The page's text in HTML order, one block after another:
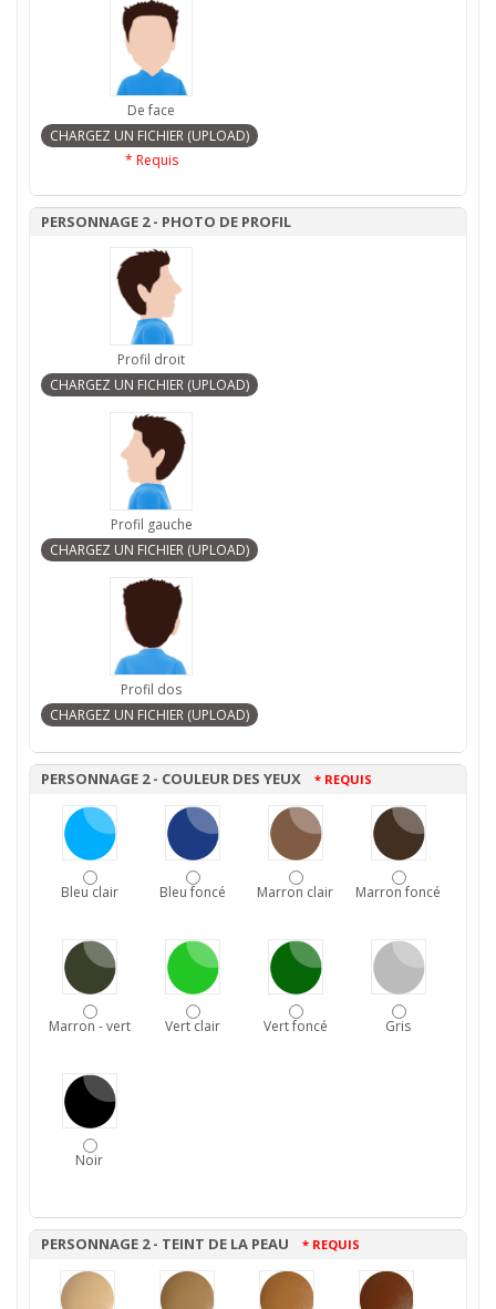
De face
* Requis
PERSONNAGE 2 - PHOTO DE PROFIL
Profil droit
Profil gauche
Profil dos
PERSONNAGE 2 - COULEUR DES YEUX * REQUIS
Bleu clair Bleu foncé Marron clair Marron foncé
Marron - vert Vert clair Vert foncé Gris
Noir
PERSONNAGE 2 - TEINT DE LA PEAU * REQUIS